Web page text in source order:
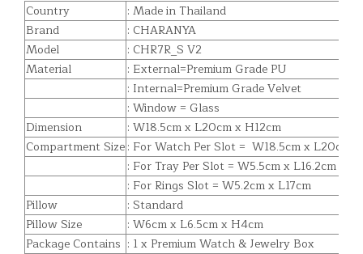
Country
: Made in Thailand
Brand
: CHARANYA
Model
: CHR7R_S V2
Material
: External=Premium Grade PU
: Internal=Premium Grade Velvet
: Window = Glass
Dimension
: W18.5cm x L20cm x H12cm
Compartment Size: For Watch Per Slot = W18.5cm x L20cm x
: For Tray Per Slot = W5.5cm x L16.2cm x
: For Rings Slot = W5.2cm x L17cm
Pillow
: Standard
Pillow Size
: W6cm x L6.5cm x H4cm
Package Contains : 1 x Premium Watch & Jewelry Box